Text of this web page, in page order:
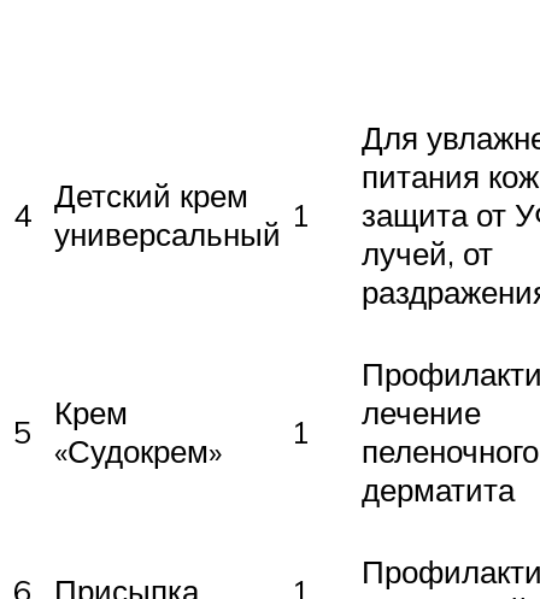
4 Детский крем
универсальный 1
Для
питания
защита от
лучей, от
5
Крем
«Судокрем»
1
лечение
пеленочного
дерматита
6 Присыпка 1